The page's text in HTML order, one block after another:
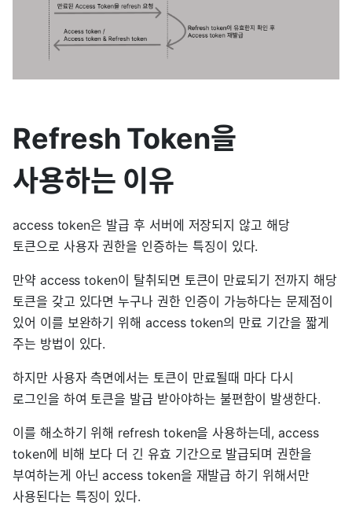
Refresh Token을
사용하는 이유
access token은 발급 후 서버에 저장되지 않고 해당
토큰으로 사용자 권한을 인증하는 특징이 있다.
만약 access token이 탈취되면 토큰이 만료되기 전까지 해당
토큰을 갖고 있다면 누구나 권한 인증이 가능하다는 문제점이
있어 이를 보완하기 위해 access token의 만료 기간을 짧게
주는 방법이 있다.
하지만 사용자 측면에서는 토큰이 만료될때 마다 다시
로그인을 하여 토큰을 발급 받아야하는 불편함이 발생한다.
이를 해소하기 위해 refresh token을 사용하는데, access
token에 비해 보다 더 긴 유효 기간으로 발급되며 권한을
부여하는게 아닌 access token을 재발급 하기 위해서만
사용된다는 특징이 있다.